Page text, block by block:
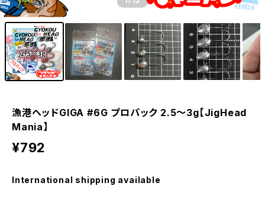
漁港ヘッドGIGA #6G プロパック 2.5～3g【JigHead
Mania】
¥792
International shipping available